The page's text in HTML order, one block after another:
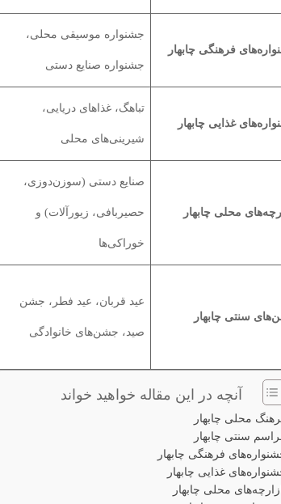
فرهنگی چابهار
جشنواره موسیقی محلی،
جشنواره صنایع دستی
غذایی چابهار
تباهگ، غذاهای دریایی،
شیرینی‌های محلی
محلی چابهار
صنایع دستی (سوزن‌دوزی،
حصیربافی، زیورآلات) و
خوراکی‌ها
سنتی چابهار
عید قربان، عید فطر، جشن
صید، جشن‌های خانوادگی
آنچه در این مقاله خواهید خواند
محلی چابهار
سنتی چابهار
فرهنگی چابهار
غذایی چابهار
محلی چابهار